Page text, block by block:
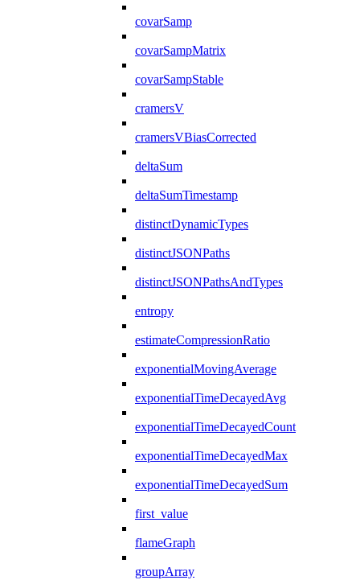
covarSamp
covarSampMatrix
covarSampStable
cramersV
cramersVBiasCorrected
deltaSum
deltaSumTimestamp
distinctDynamicTypes
distinctJSONPaths
distinctJSONPathsAndTypes
entropy
estimateCompressionRatio
exponentialMovingAverage
exponentialTimeDecayedAvg
exponentialTimeDecayedCount
exponentialTimeDecayedMax
exponentialTimeDecayedSum
first_value
flameGraph
groupArray